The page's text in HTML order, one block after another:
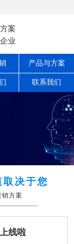
案
业
产品与方案
联系我们
决于您
方案
线啦